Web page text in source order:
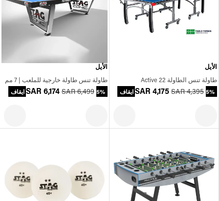
الأيل
طاولة تنس الطاولة Active 22
SAR 4,175 SAR 4,395 5% ايقاف
الأيل
طاولة تنس طاولة خارجية للملعب | 7 مم
SAR 6,174 SAR 6,499 5% ايقاف